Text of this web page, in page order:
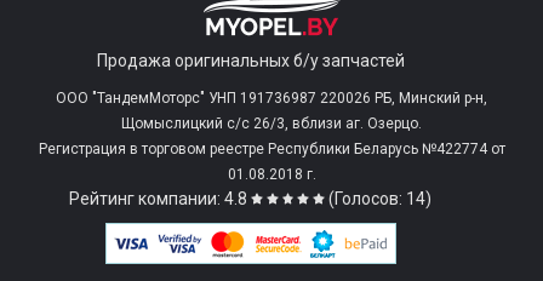
Продажа оригинальных б/у запчастей
ООО "ТандемМоторс" УНП 191736987 220026 РБ, Минский р-н,
Щомыслицкий с/c 26/3, вблизи аг. Озерцо.
Регистрация в торговом реестре Республики Беларусь №422774 от
01.08.2018 г.
Рейтинг компании: 4.8 (Голосов: 14)